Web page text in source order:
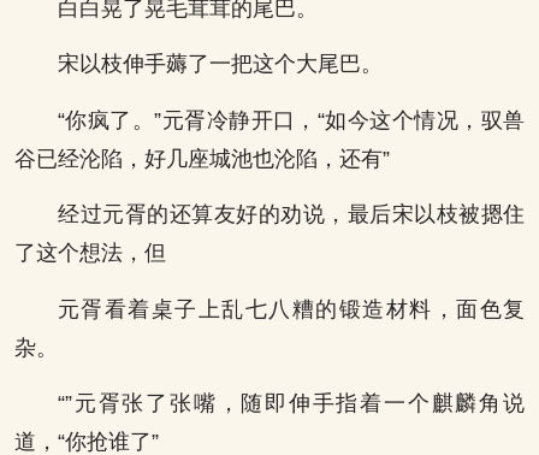
白白晃了晃毛茸茸的尾巴。
宋以枝伸手薅了一把这个大尾巴。
“你疯了。”元胥冷静开口，“如今这个情况，驭兽
谷已经沦陷，好几座城池也沦陷，还有”
经过元胥的还算友好的劝说，最后宋以枝被摁住
了这个想法，但
元胥看着桌子上乱七八糟的锻造材料，面色复
杂。
“”元胥张了张嘴，随即伸手指着一个麒麟角说
道，“你抢谁了”